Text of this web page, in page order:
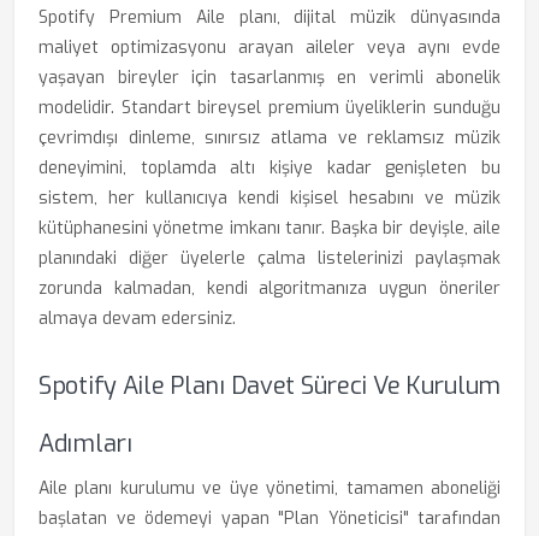
Spotify Premium Aile planı, dijital müzik dünyasında
maliyet optimizasyonu arayan aileler veya aynı evde
yaşayan bireyler için tasarlanmış en verimli abonelik
modelidir. Standart bireysel premium üyeliklerin sunduğu
çevrimdışı dinleme, sınırsız atlama ve reklamsız müzik
deneyimini, toplamda altı kişiye kadar genişleten bu
sistem, her kullanıcıya kendi kişisel hesabını ve müzik
kütüphanesini yönetme imkanı tanır. Başka bir deyişle, aile
planındaki diğer üyelerle çalma listelerinizi paylaşmak
zorunda kalmadan, kendi algoritmanıza uygun öneriler
almaya devam edersiniz.
Spotify Aile Planı Davet Süreci Ve Kurulum
Adımları
Aile planı kurulumu ve üye yönetimi, tamamen aboneliği
başlatan ve ödemeyi yapan "Plan Yöneticisi" tarafından